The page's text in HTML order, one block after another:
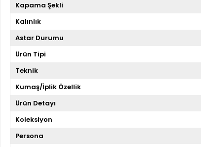
Kapama Şekli
Kalınlık
Astar Durumu
Ürün Tipi
Teknik
Kumaş/İplik Özellik
Ürün Detayı
Koleksiyon
Persona